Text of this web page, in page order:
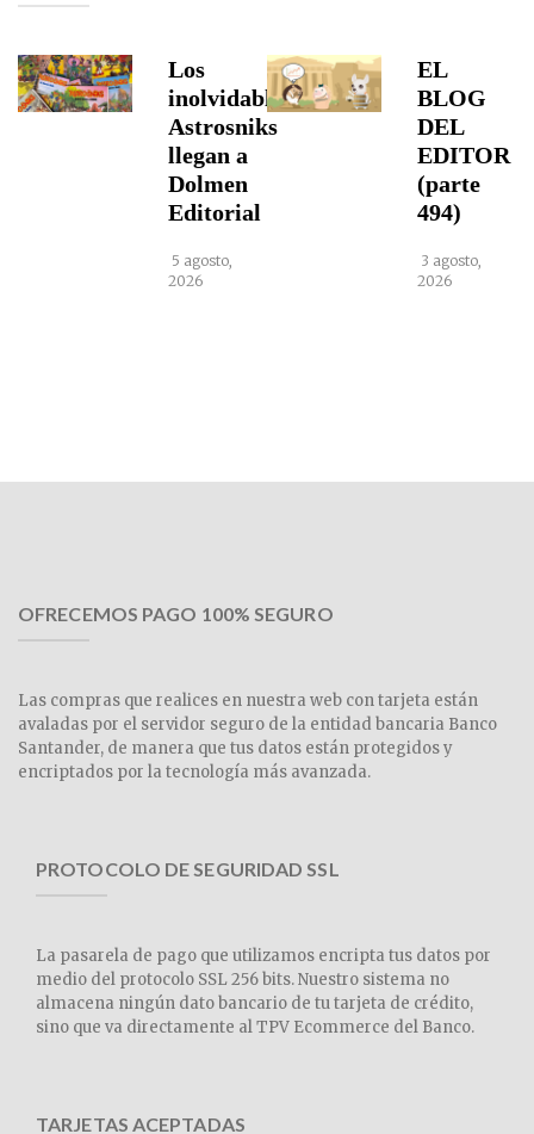
Los
inolvidables
Astrosniks
llegan a
Dolmen
Editorial
5 agosto,
2026
EL
BLOG
DEL
EDITOR
(parte
494)
3 agosto,
2026
OFRECEMOS PAGO 100% SEGURO
Las compras que realices en nuestra web con tarjeta están
avaladas por el servidor seguro de la entidad bancaria Banco
Santander, de manera que tus datos están protegidos y
encriptados por la tecnología más avanzada.
PROTOCOLO DE SEGURIDAD SSL
La pasarela de pago que utilizamos encripta tus datos por
medio del protocolo SSL 256 bits. Nuestro sistema no
almacena ningún dato bancario de tu tarjeta de crédito,
sino que va directamente al TPV Ecommerce del Banco.
TARJETAS ACEPTADAS